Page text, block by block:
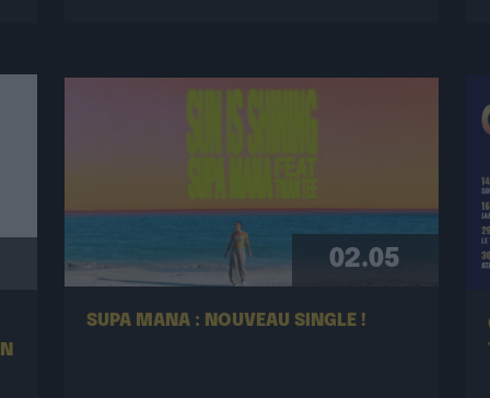
02.05
SUPA MANA : NOUVEAU SINGLE !